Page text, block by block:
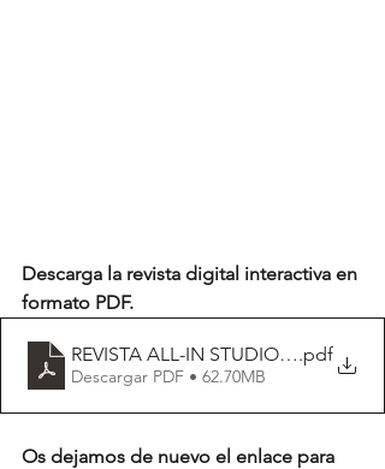
Descarga la revista digital interactiva en
formato PDF.
REVISTA ALL-IN STUDIO SHOP
.pdf
Descargar PDF • 62.70MB
Os dejamos de nuevo el enlace para